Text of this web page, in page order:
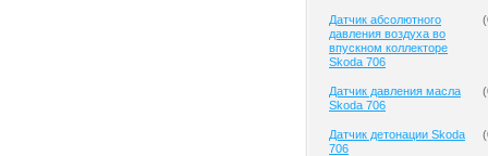
Датчик абсолютного
давления воздуха во
впускном коллекторе
Skoda 706
(
Датчик давления масла
Skoda 706
(
Датчик детонации Skoda
706
(